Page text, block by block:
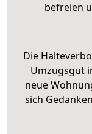
befreien
Die
Umzugsgut
neue
sich